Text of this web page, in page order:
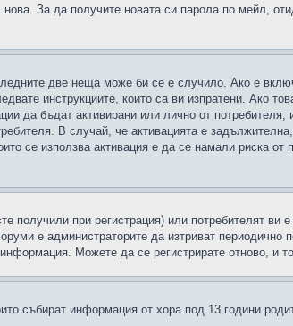
За да получите новата си парола по мейл,
две неща може би се е случило. Ако е
инструкциите, които са ви изпратени. Ако
да бъдат активирани или лично от
В случай, че активацията е
се използва активация е да се намали риска
при регистрация) или потребителят ви
е администраторите да изтриват периодично
Можете да се регистрирате отново, и
събират информация от хора под 13 години